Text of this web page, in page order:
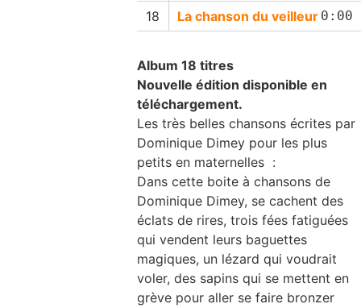
La chanson du veilleur 0:00
Album 18 titres
Nouvelle édition disponible en
téléchargement.
Les très belles chansons écrites par
Dominique Dimey pour les plus
petits en maternelles :
Dans cette boite à chansons de
Dominique Dimey, se cachent des
éclats de rires, trois fées fatiguées
qui vendent leurs baguettes
magiques, un lézard qui voudrait
voler, des sapins qui se mettent en
grève pour aller se faire bronzer